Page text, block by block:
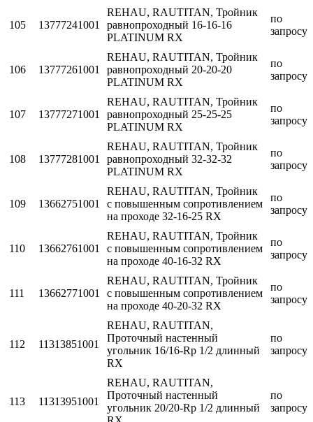
105 13777241001
REHAU, RAUTITAN, Тройник
равнопроходный 16-16-16
PLATINUM RX
по
запросу
106 13777261001
REHAU, RAUTITAN, Тройник
равнопроходный 20-20-20
PLATINUM RX
по
запросу
107 13777271001
REHAU, RAUTITAN, Тройник
равнопроходный 25-25-25
PLATINUM RX
по
запросу
108 13777281001
REHAU, RAUTITAN, Тройник
равнопроходный 32-32-32
PLATINUM RX
по
запросу
109 13662751001
REHAU, RAUTITAN, Тройник
с повышенным сопротивлением
на проходе 32-16-25 RX
по
запросу
110 13662761001
REHAU, RAUTITAN, Тройник
с повышенным сопротивлением
на проходе 40-16-32 RX
по
запросу
111 13662771001
REHAU, RAUTITAN, Тройник
с повышенным сопротивлением
на проходе 40-20-32 RX
по
запросу
112 11313851001
REHAU, RAUTITAN,
Проточный настенный
угольник 16/16-Rp 1/2 длинный
RX
по
запросу
113 11313951001
REHAU, RAUTITAN,
Проточный настенный
угольник 20/20-Rp 1/2 длинный
по
запросу